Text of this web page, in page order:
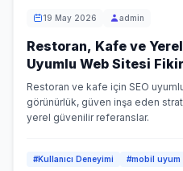
19 May 2026 admin
Restoran, Kafe ve
Uyumlu Web Sitesi
Restoran ve kafe için SEO
görünürlük, güven inşa eden
yerel güvenilir referanslar.
#Kullanıcı Deneyimi #mobil uyum